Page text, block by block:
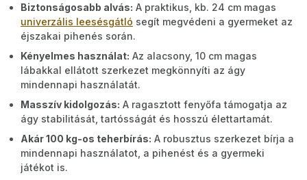
Biztonságosabb alvás: A praktikus, kb. 24 cm magas
univerzális leesésgátló segít megvédeni a gyermeket az
éjszakai pihenés során.
Kényelmes használat: Az alacsony, 10 cm magas
lábakkal ellátott szerkezet megkönnyíti az ágy
mindennapi használatát.
Masszív kidolgozás: A ragasztott fenyőfa támogatja az
ágy stabilitását, tartósságát és hosszú élettartamát.
Akár 100 kg-os teherbírás: A robusztus szerkezet bírja a
mindennapi használatot, a pihenést és a gyermeki
játékot is.